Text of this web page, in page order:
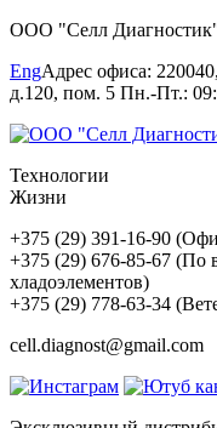
ООО "Селл
EngАдрес офиса:
д.120, пом. 5 Пн.-Пт.:
Технологии
Жизни
+375 (29) 391-16-90
+375 (29) 676-85-67 (По
хладоэлементов)
+375 (29) 778-63-34
cell.diagnost@gmail.com